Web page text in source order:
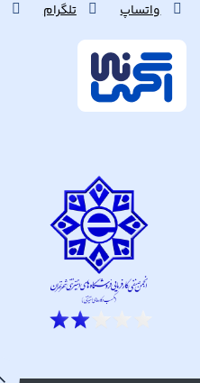
واتساپ تلگرام